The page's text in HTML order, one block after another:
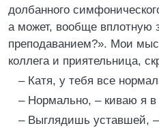
долбанного
а может, вообще вплотную
преподаванием?». Мои
коллега и приятельница,
– Катя, у тебя все
– Нормально, – киваю я в
– Выглядишь уставшей,